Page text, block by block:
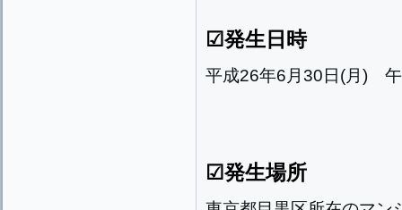
☑発生日時
平成26年6月30日(月)
☑発生場所